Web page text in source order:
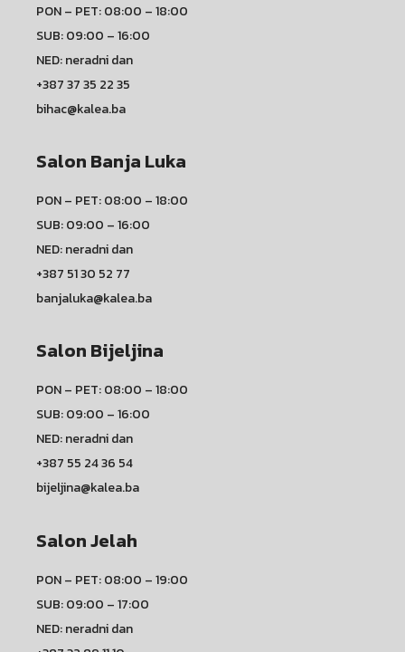
PON – PET: 08:00 – 18:00
SUB: 09:00 – 16:00
NED: neradni dan
+387 37 35 22 35
bihac@kalea.ba
Salon Banja Luka
PON – PET: 08:00 – 18:00
SUB: 09:00 – 16:00
NED: neradni dan
+387 51 30 52 77
banjaluka@kalea.ba
Salon Bijeljina
PON – PET: 08:00 – 18:00
SUB: 09:00 – 16:00
NED: neradni dan
+387 55 24 36 54
bijeljina@kalea.ba
Salon Jelah
PON – PET: 08:00 – 19:00
SUB: 09:00 – 17:00
NED: neradni dan